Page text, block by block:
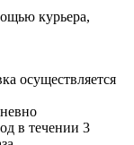
курьера,
осуществляется
в течении 3